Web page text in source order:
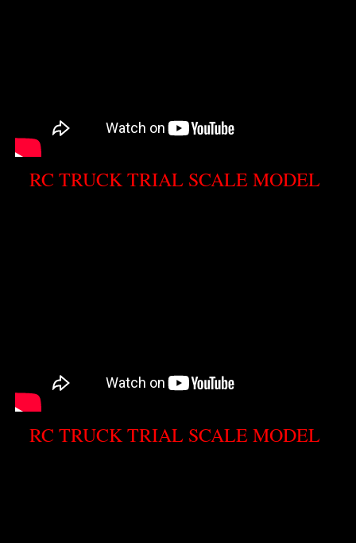
RC TRUCK TRIAL SCALE MODEL
RC TRUCK TRIAL SCALE MODEL